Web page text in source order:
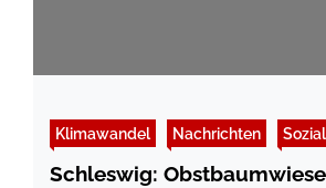
Klimawandel Nachrichten
Schleswig: